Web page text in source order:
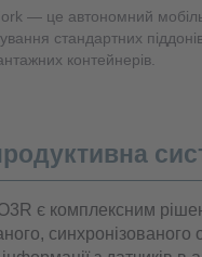
— це автономний
стандартних
контейнерів.
є комплексним